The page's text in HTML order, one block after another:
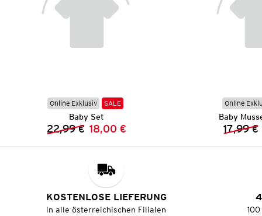
Online Exklusiv SALE
Baby Set
Vorheriger Preis:
22,99 € Neuer Preis:
18,00 €
Online
Baby
17,99 €
KOSTENLOSE LIEFERUNG
in alle österreichischen Filialen